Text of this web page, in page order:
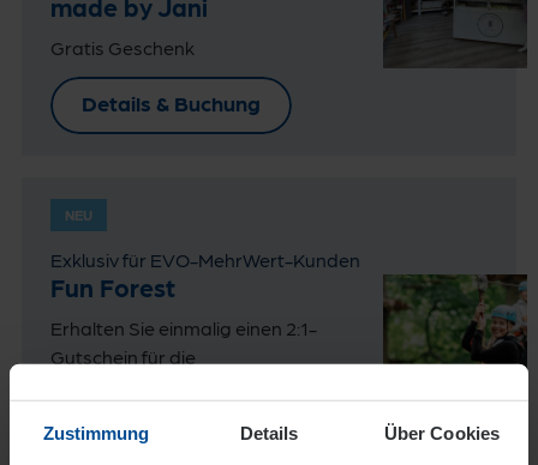
Zustimmung Details Über Cookies
made by Jani
Gratis Geschenk
Details & Buchung
NEU
Exklusiv für EVO-MehrWert-Kunden
Fun Forest
Erhalten Sie einmalig einen 2:1-
Gutschein für die